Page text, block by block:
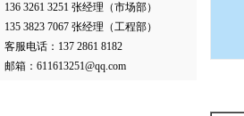
136 3261 3251 张经理（市场部）
135 3823 7067 张经理（工程部）
客服电话：137 2861 8182
邮箱：611613251@qq.com